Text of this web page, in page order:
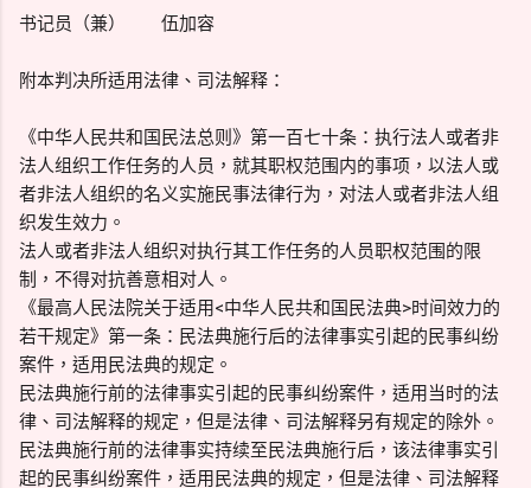
书记员（兼） 伍加容
附本判决所适用法律、司法解释：
《中华人民共和国民法总则》第一百七十条：执行法人或者非
法人组织工作任务的人员，就其职权范围内的事项，以法人或
者非法人组织的名义实施民事法律行为，对法人或者非法人组
织发生效力。
法人或者非法人组织对执行其工作任务的人员职权范围的限
制，不得对抗善意相对人。
《最高人民法院关于适用<中华人民共和国民法典>时间效力的
若干规定》第一条：民法典施行后的法律事实引起的民事纠纷
案件，适用民法典的规定。
民法典施行前的法律事实引起的民事纠纷案件，适用当时的法
律、司法解释的规定，但是法律、司法解释另有规定的除外。
民法典施行前的法律事实持续至民法典施行后，该法律事实引
起的民事纠纷案件，适用民法典的规定，但是法律、司法解释